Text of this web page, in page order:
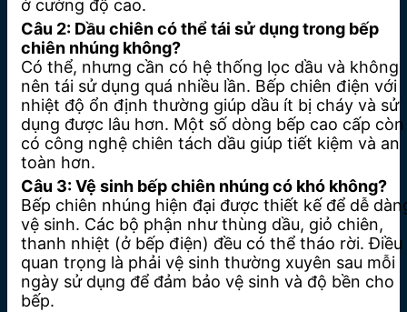
ở cường độ cao.
Câu 2: Dầu chiên có thể tái sử dụng trong bếp
chiên nhúng không?
Có thể, nhưng cần có hệ thống lọc dầu và không
nên tái sử dụng quá nhiều lần. Bếp chiên điện với
nhiệt độ ổn định thường giúp dầu ít bị cháy và sử
dụng được lâu hơn. Một số dòng bếp cao cấp còn
có công nghệ chiên tách dầu giúp tiết kiệm và an
toàn hơn.
Câu 3: Vệ sinh bếp chiên nhúng có khó không?
Bếp chiên nhúng hiện đại được thiết kế để dễ
vệ sinh. Các bộ phận như thùng dầu, giỏ chiên,
thanh nhiệt (ở bếp điện) đều có thể tháo rời. Điều
quan trọng là phải vệ sinh thường xuyên sau mỗi
ngày sử dụng để đảm bảo vệ sinh và độ bền cho
bếp.